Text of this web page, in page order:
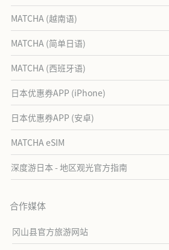
MATCHA (越南语)
MATCHA (简单日语)
MATCHA (西班牙语)
日本优惠券APP (iPhone)
日本优惠券APP (安卓)
MATCHA eSIM
深度游日本 - 地区观光官方指南
合作媒体
冈山县官方旅游网站